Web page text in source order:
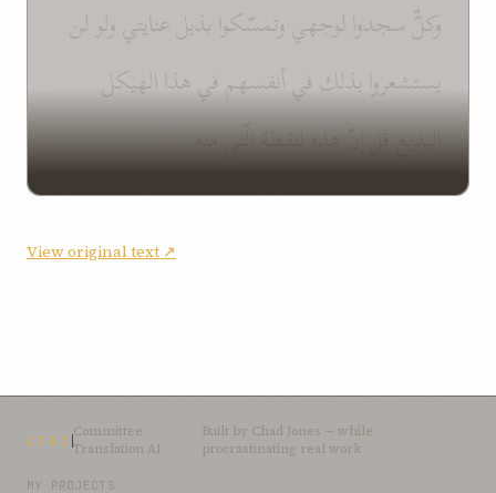
وكلٌّ سجدوا لوجهي وتمسّكوا بذيل عنايتي ولو لن
يستشعروا بذلك في أنفسهم في هذا الهيكل
البديع قل إنّ هذه لنقطة الّتي منه
View original text ↗
CTAI
Committee
Translation AI
Built by Chad Jones — while
procrastinating real work
MY PROJECTS